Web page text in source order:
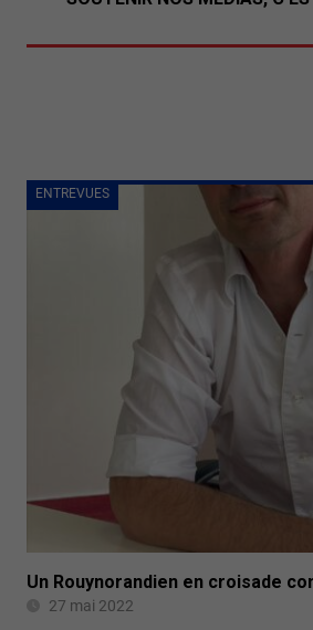
ENTREVUES
Un Rouynorandien en croisade
27 mai 2022